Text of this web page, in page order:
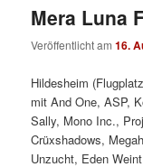
Mera Luna
Veröffentlicht am16.
Hildesheim
mit And One, ASP,
Sally, Mono Inc.,
Crüxshadows,
Unzucht, Eden